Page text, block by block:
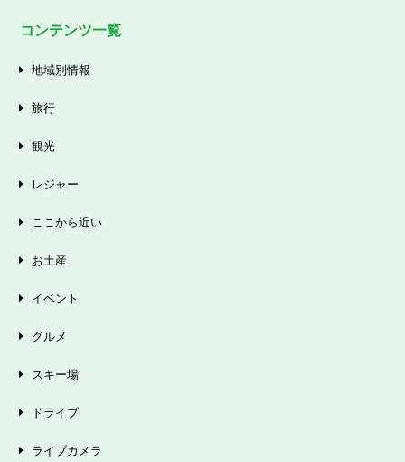
コンテンツ一覧
地域別情報
旅行
観光
レジャー
ここから近い
お土産
イベント
グルメ
スキー場
ドライブ
ライブカメラ